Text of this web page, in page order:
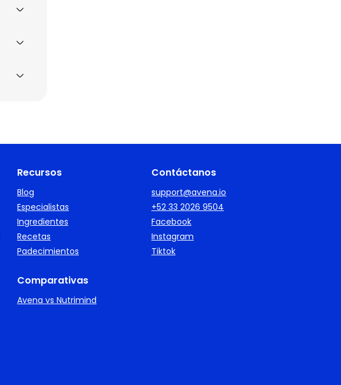
Recursos
Blog
Especialistas
Ingredientes
Recetas
Padecimientos
Comparativas
Avena vs Nutrimind
Contáctanos
support@avena.io
+52 33 2026 9504
Facebook
Instagram
Tiktok